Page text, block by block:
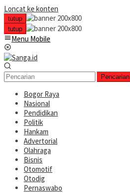
Loncat ke konten
tutup
tutup
Menu Mobile
Pencarian
Bogor Raya
Nasional
Pendidikan
Politik
Hankam
Advertorial
Olahraga
Bisnis
Otomotif
Otodig
Pernaswabo